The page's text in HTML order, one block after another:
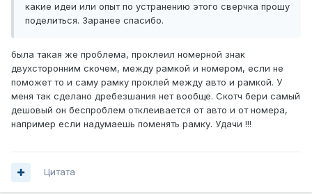
какие идеи или опыт по устранению этого сверчка прошу
поделиться. Заранее спасибо.
была такая же проблема, проклеил номерной знак
двухсторонним скочем, между рамкой и номером, если не
поможет то и саму рамку проклей между авто и рамкой. У
меня так сделано дребезшания нет вообще. Скотч бери самый
дешовый он беспроблем отклеивается от авто и от номера,
например если надумаешь поменять рамку. Удачи !!!
Цитата